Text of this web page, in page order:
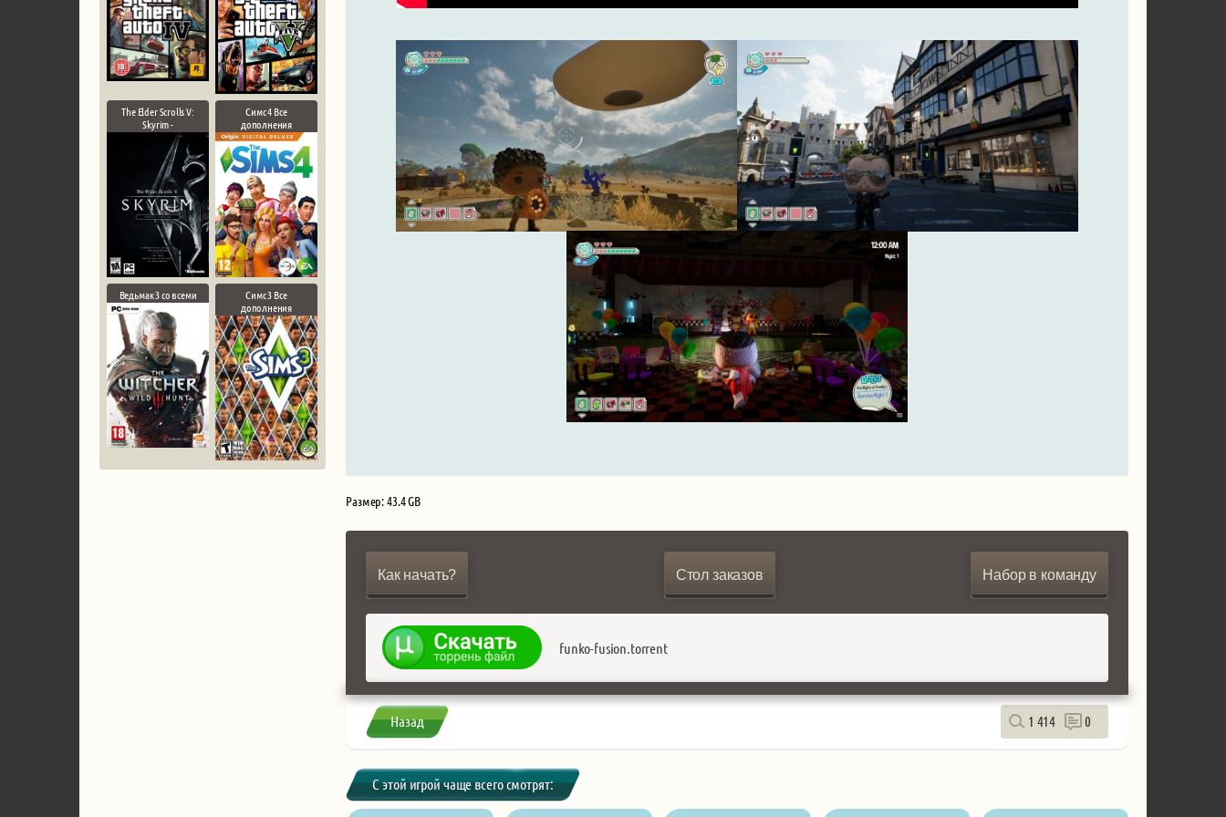
The Elder Scrolls V:
Skyrim -
Симс 4 Все
дополнения
Ведьмак 3 со всеми
Симс 3 Все
дополнения
Размер: 43.4 GB
Как начать? Стол заказов Набор в команду
funko-fusion.torrent
Назад 1 414 0
С этой игрой чаще всего смотрят: